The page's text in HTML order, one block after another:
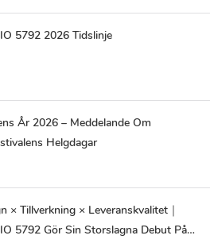
5792 2026 Tidslinje
År 2026 – Meddelande Om
Helgdagar
× Tillverkning × Leveranskvalitet｜
5792 Gör Sin Storslagna Debut På